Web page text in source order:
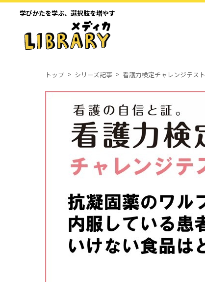
学びかたを学ぶ、 選択肢を増やす
トップ シリーズ記事 看護力検定チャレンジテスト